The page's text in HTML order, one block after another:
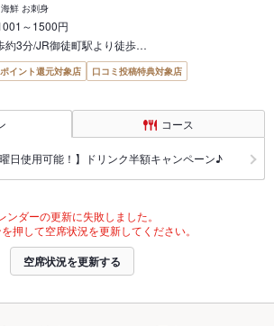
鮮 お刺身
～1500円
約3分/JR御徒町駅より徒歩…
イント還元対象店
口コミ投稿特典対象店
コース
日使用可能！】ドリンク半額キャンペーン♪
ンダーの更新に失敗しました。
押して空席状況を更新してください。
空席状況を更新する